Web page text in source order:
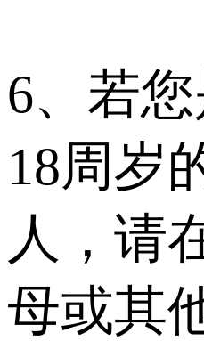
6、若
18周岁
人，请
母或其